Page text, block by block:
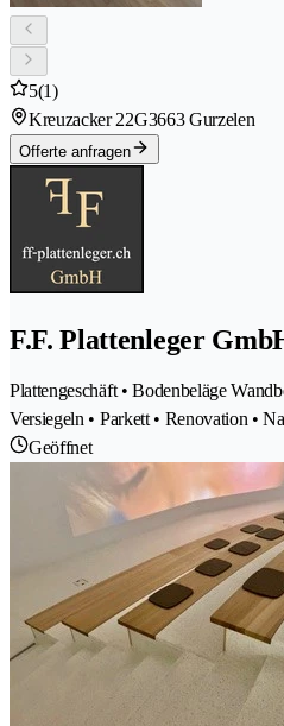
5(1)
Kreuzacker 22G3663 Gurzelen
Offerte anfragen
F.F. Plattenleger
Plattengeschäft • Bodenbeläge
Versiegeln • Parkett • Renovation •
Geöffnet